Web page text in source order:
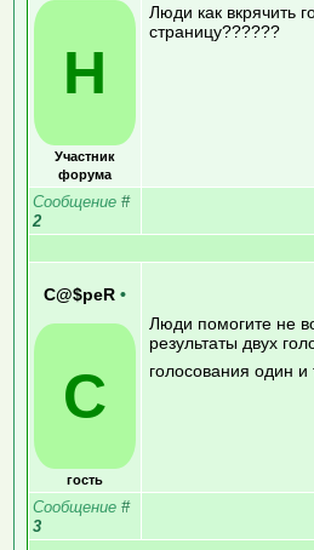
H
Участник
форума
Люди как вкрячить
страницу??????
Сообщение #
2
C@$peR •
C
гость
Люди помогите не
результаты двух
голосования один и
Сообщение #
3